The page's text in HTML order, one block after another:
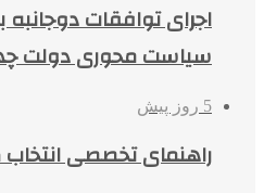
اجرای توافقات دوجانبه
سیاست محوری دولت
5 روز پیش
راهنمای تخصصی